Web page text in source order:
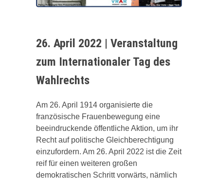
26. April 2022 | Veranstaltung
zum Internationaler Tag des
Wahlrechts
Am 26. April 1914 organisierte die
französische Frauenbewegung eine
beeindruckende öffentliche Aktion, um ihr
Recht auf politische Gleichberechtigung
einzufordern. Am 26. April 2022 ist die Zeit
reif für einen weiteren großen
demokratischen Schritt vorwärts, nämlich